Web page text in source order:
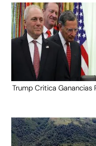
Trump Critica Ganancias